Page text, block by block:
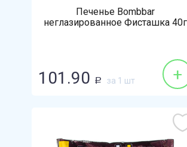
Печенье Bombbar
неглазированное Фисташка 40г
101.90 Р за 1 шт +